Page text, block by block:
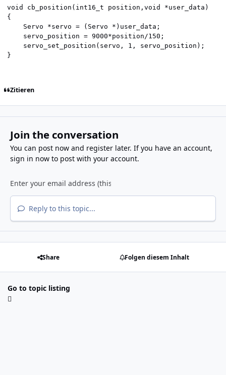
void cb_position(int16_t position,void *user_data)
{
Servo *servo = (Servo *)user_data;
servo_position = 9000*position/150;
servo_set_position(servo, 1, servo_position);
}
Zitieren
Join the conversation
You can post now and register later. If you have an account,
sign in nowto post with your account.
Reply to this topic...
Share Folgen diesem Inhalt
Go to topic listing